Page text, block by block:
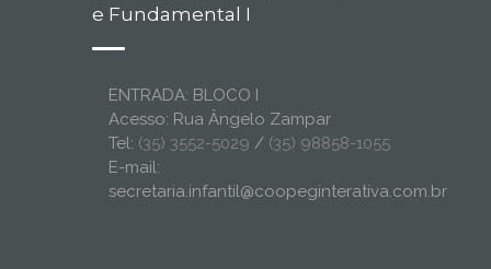
e Fundamental I
ENTRADA: BLOCO I
Acesso: Rua Ângelo Zampar
Tel: (35) 3552-5029 / (35) 98858-1055
E-mail:
secretaria.infantil@coopeginterativa.com.br